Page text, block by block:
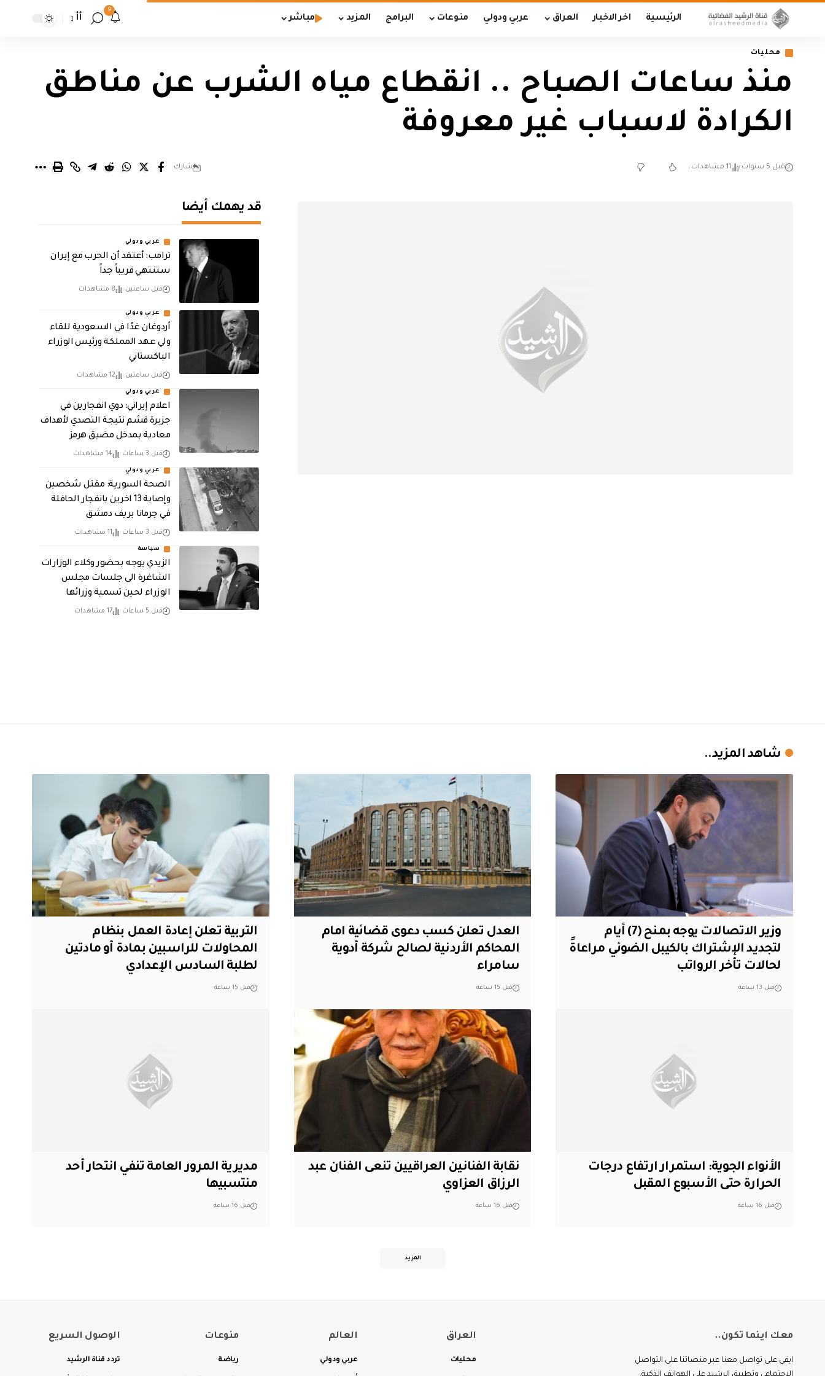
الرئيسية اخر الاخبار العراق عربي ودولي منوعات البرامج المزيد مباشر
9
أأ
محليات
منذ ساعات الصباح .. انقطاع مياه الشرب عن مناطق
الكرادة لاسباب غير معروفة
قبل 5 سنوات 11 مشاهدات شارك
قد يهمك أيضا
عربي ودولي
‏ترامب: أعتقد أن الحرب مع إيران
ستنتهي قريباً جداً
قبل ساعتين 8 مشاهدات
عربي ودولي
أردوغان غدًا في السعودية للقاء
ولي عهد المملكة ورئيس الوزراء
الباكستاني
قبل ساعتين 12 مشاهدات
عربي ودولي
اعلام إيراني: دوي انفجارين في
جزيرة قشم نتيجة التصدي لأهداف
معادية بمدخل مضيق هرمز
قبل 3 ساعات 14 مشاهدات
عربي ودولي
الصحة السورية: مقتل شخصين
وإصابة 13 اخرين بانفجار الحافلة
في جرمانا بريف دمشق
قبل 3 ساعات 11 مشاهدات
سياسة
الزيدي يوجه بحضور وكلاء الوزارات
الشاغرة الى جلسات مجلس
الوزراء لحين تسمية وزرائها
قبل 5 ساعات 17 مشاهدات
شاهد المزيد..
وزير الاتصالات يوجه بمنح (7) أيام
لتجديد الإشتراك بالكيبل الضوئي مراعاةً
لحالات تأخر الرواتب
قبل 13 ساعة
العدل تعلن كسب دعوى قضائية امام
المحاكم الأردنية لصالح شركة أدوية
سامراء
قبل 15 ساعة
التربية تعلن إعادة العمل بنظام
المحاولات للراسبين بمادة أو مادتين
لطلبة السادس الإعدادي
قبل 15 ساعة
الأنواء الجوية: استمرار ارتفاع درجات
الحرارة حتى الأسبوع المقبل
قبل 16 ساعة
نقابة الفنانين العراقيين تنعى الفنان عبد
الرزاق العزاوي
قبل 16 ساعة
مديرية المرور العامة تنفي انتحار أحد
منتسبيها
قبل 16 ساعة
المزيد
معك اينما تكون..
ابقى على تواصل معنا عبر منصاتنا على التواصل
العراق
محليات
العالم
عربي ودولي
منوعات
رياضة
الوصول السريع
تردد قناة الرشيد